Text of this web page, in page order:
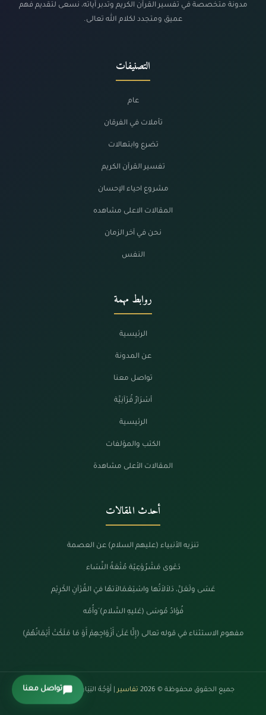
مدونة متخصصة في تفسير القرآن الكريم وتدبر آياته، نسعى لتقديم فهم
عميق ومتجدد لكلام الله تعالى.
التصنيفات
عام
تأملات في الفرقان
تضرع وابتهالات
تفسير القرآن الكريم
مشروع احياء الإحسان
المقالات الاعلى مشاهده
نحن في آخر الزمان
النفس
روابط مهمة
الرئيسية
عن المدونة
تواصل معنا
أسْرَارٌ قُرْآنِيَّة
الرئيسية
الكتب والمؤلفات
المقالات الأعلى مشاهدة
أحدث المقالات
تنزيه الأنبياء (عليهم السلام) عن العصمة
دَعْوى مَشْرُوْعِيّة مُتْعَةُ النِّسَاء
عَسَى ولَعَلَّ، دَلاَلاَتُها واسْتِعْمَالاَتهُا فيْ القُرْآنِ الكَرِيْم
فُؤادُ مُوسَى (عَليهِ السَّلام) َوأُمّه
مفهوم الاستثناء في قوله تعالى (إِلَّا عَلَىٰ أَزْوَاجِهِمْ أَوْ مَا مَلَكَتْ أَيْمَانُهُمْ)
جميع الحقوق محفوظة © 2026 تفاسير| أَوْجُهُ البَيَانْ فِي كَلَامِ الرَّحْمَنْ
تواصل معنا